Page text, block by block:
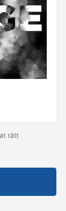
rätt